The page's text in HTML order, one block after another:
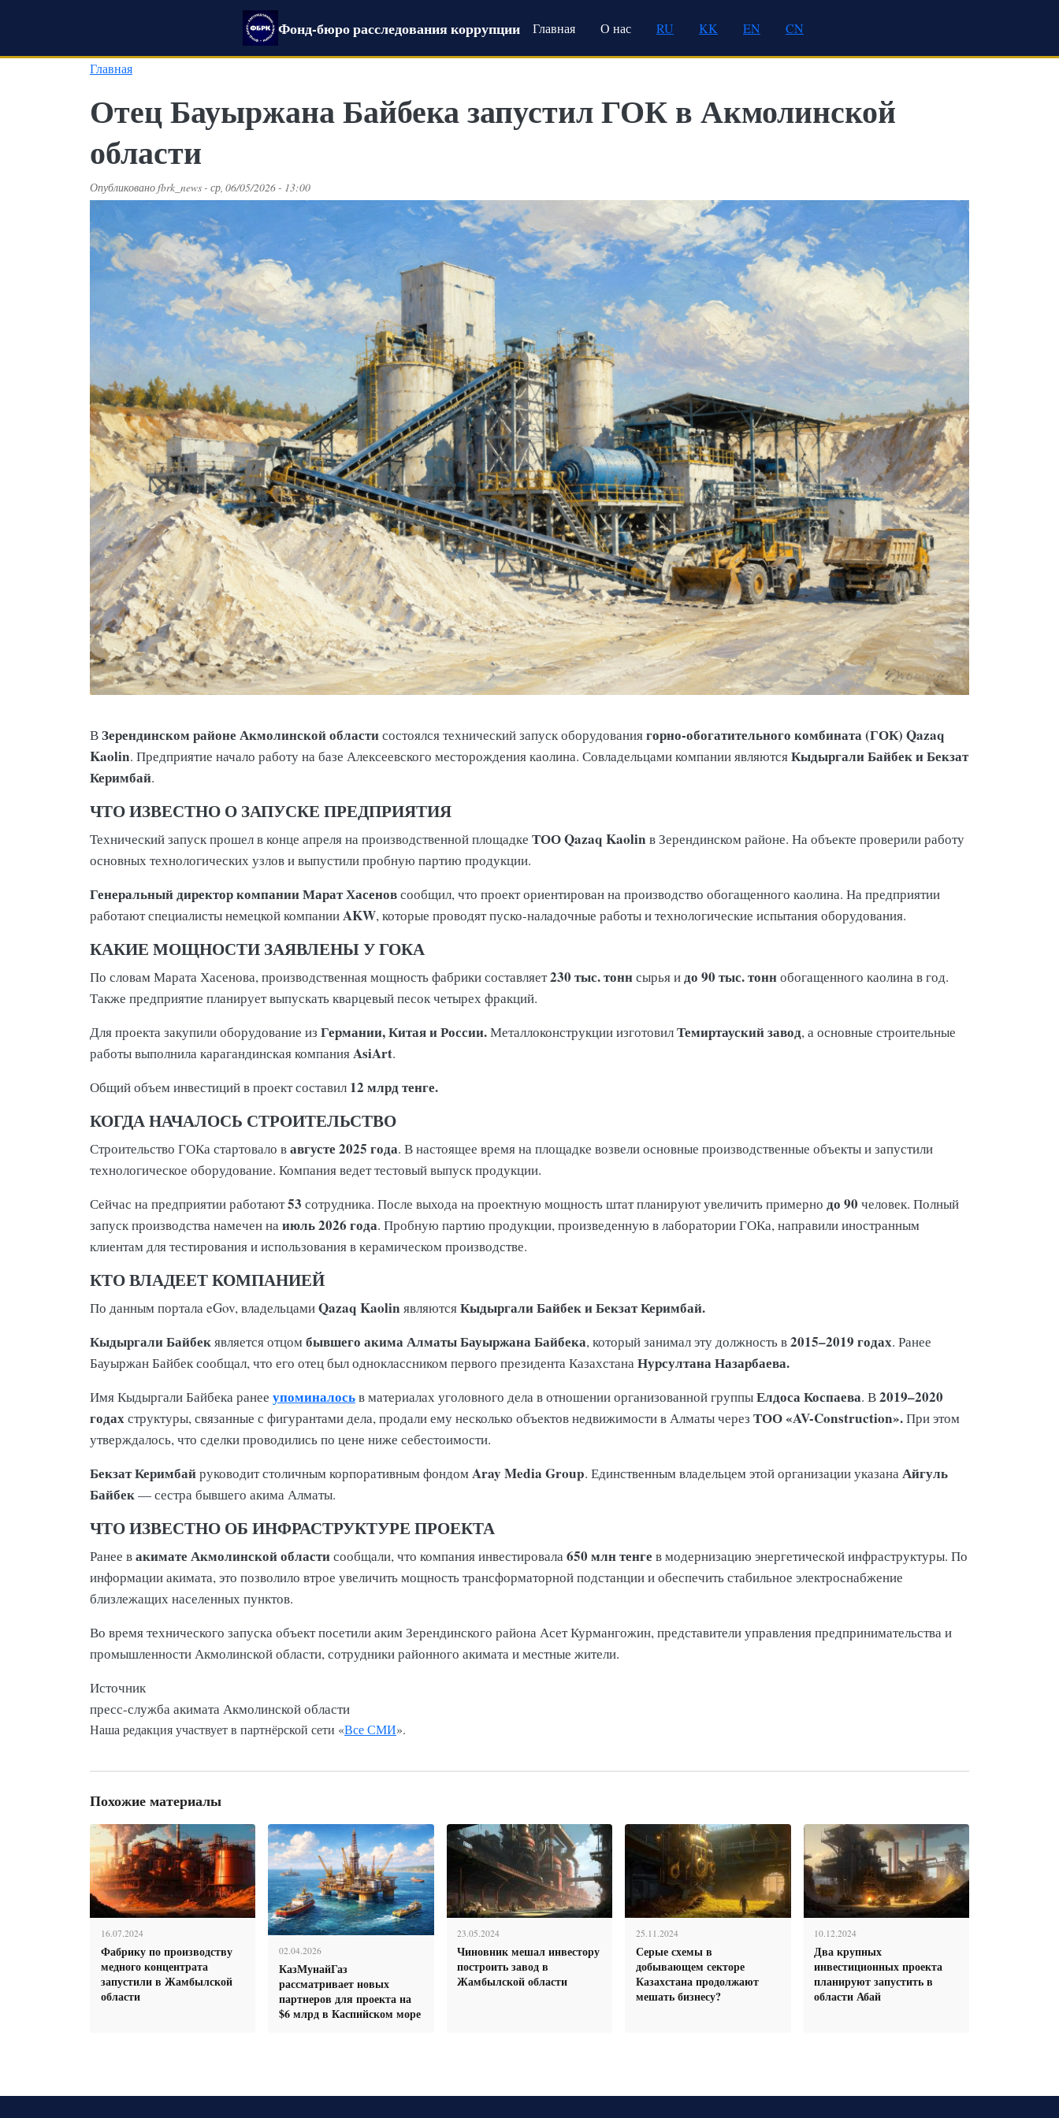
Фонд-бюро расследования коррупцииMain navigation
Главная О нас RU KK EN CN
Главная
Отец Бауыржана Байбека запустил ГОК в Акмолинской
области
Опубликованоfbrk_news- ср, 06/05/2026 - 13:00
ВЗерендинском районе Акмолинской областисостоялся технический запуск оборудованиягорно-обогатительного комбината (ГОК) Qazaq
Kaolin. Предприятие начало работу на базе Алексеевского месторождения каолина. Совладельцами компании являютсяКыдыргали Байбек и Бекзат
Керимбай.
ЧТО ИЗВЕСТНО О ЗАПУСКЕ ПРЕДПРИЯТИЯ
Технический запуск прошел в конце апреля на производственной площадке ТОО Qazaq Kaolin в Зерендинском районе. На объекте проверили работу
основных технологических узлов и выпустили пробную партию продукции.
Генеральный директор компании Марат Хасеновсообщил, что проект ориентирован на производство обогащенного каолина. На предприятии
работают специалисты немецкой компанииAKW, которые проводят пуско-наладочные работы и технологические испытания оборудования.
КАКИЕ МОЩНОСТИ ЗАЯВЛЕНЫ У ГОКА
По словам Марата Хасенова, производственная мощность фабрики составляет230 тыс. тоннсырья идо 90 тыс. тоннобогащенного каолина в год.
Также предприятие планирует выпускать кварцевый песок четырех фракций.
Для проекта закупили оборудование из Германии, Китая и России.Металлоконструкции изготовилТемиртауский завод, а основные строительные
работы выполнила карагандинская компанияAsiArt.
Общий объем инвестиций в проект составил 12 млрд тенге.
КОГДА НАЧАЛОСЬ СТРОИТЕЛЬСТВО
Строительство ГОКа стартовало вавгусте 2025 года. В настоящее время на площадке возвели основные производственные объекты и запустили
технологическое оборудование. Компания ведет тестовый выпуск продукции.
Сейчас на предприятии работают53 сотрудника. После выхода на проектную мощность штат планируют увеличить примерно до 90 человек. Полный
запуск производства намечен наиюль 2026 года. Пробную партию продукции, произведенную в лаборатории ГОКа, направили иностранным
клиентам для тестирования и использования в керамическом производстве.
КТО ВЛАДЕЕТ КОМПАНИЕЙ
По данным портала eGov, владельцамиQazaq Kaolin являютсяКыдыргали Байбек и Бекзат Керимбай.
Кыдыргали Байбекявляется отцомбывшего акима Алматы Бауыржана Байбека, который занимал эту должность в2015–2019 годах. Ранее
Бауыржан Байбек сообщал, что его отец был одноклассником первого президента КазахстанаНурсултана Назарбаева.
Имя Кыдыргали Байбека ранее упоминалосьв материалах уголовного дела в отношении организованной группыЕлдоса Коспаева. В2019–2020
годахструктуры, связанные с фигурантами дела, продали ему несколько объектов недвижимости в Алматы через ТОО «AV-Construction».При этом
утверждалось, что сделки проводились по цене ниже себестоимости.
Бекзат Керимбайруководит столичным корпоративным фондомAray Media Group. Единственным владельцем этой организации указанаАйгуль
Байбек— сестра бывшего акима Алматы.
ЧТО ИЗВЕСТНО ОБ ИНФРАСТРУКТУРЕ ПРОЕКТА
Ранее вакимате Акмолинской областисообщали, что компания инвестировала650 млн тенге в модернизацию энергетической инфраструктуры. По
информации акимата, это позволило втрое увеличить мощность трансформаторной подстанции и обеспечить стабильное электроснабжение
близлежащих населенных пунктов.
Во время технического запуска объект посетили аким Зерендинского района Асет Курмангожин, представители управления предпринимательства и
промышленности Акмолинской области, сотрудники районного акимата и местные жители.
Источник
пресс-служба акимата Акмолинской области
Наша редакция участвует в партнёрской сети «Все СМИ».
Похожие материалы
16.07.2024
Фабрику по производству
медного концентрата
запустили в Жамбылской
области
02.04.2026
КазМунайГаз
рассматривает новых
партнеров для проекта на
$6 млрд в Каспийском море
23.05.2024
Чиновник мешал инвестору
построить завод в
Жамбылской области
25.11.2024
Серые схемы в
добывающем секторе
Казахстана продолжают
мешать бизнесу?
10.12.2024
Два крупных
инвестиционных проекта
планируют запустить в
области Абай